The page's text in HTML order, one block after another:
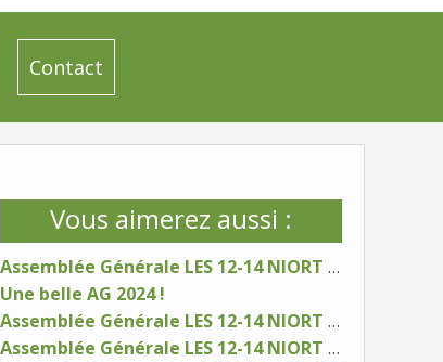
Contact
Vous aimerez aussi :
Assemblée Générale LES 12-14 NIORT - samedi 17 janvier 2026
Une belle AG 2024 !
Assemblée Générale LES 12-14 NIORT - samedi 25 janvier 2025
Assemblée Générale LES 12-14 NIORT - samedi 6 janvier 2024